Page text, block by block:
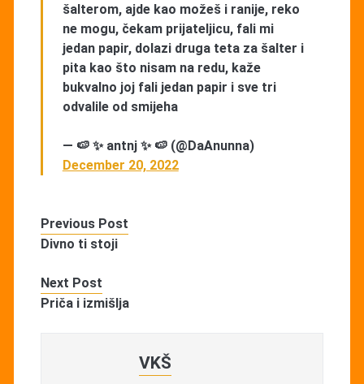
šalterom, ajde kao možeš i ranije, reko
ne mogu, čekam prijateljicu, fali mi
jedan papir, dolazi druga teta za šalter i
pita kao što nisam na redu, kaže
bukvalno joj fali jedan papir i sve tri
odvalile od smijeha
— 🍉 ✨ antnj ✨ 🍉 (@DaAnunna)
December 20, 2022
Previous Post
Divno ti stoji
Next Post
Priča i izmišlja
VKŠ